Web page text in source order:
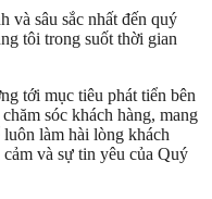
và sâu sắc nhất đến quý
tôi trong suốt thời gian
tới mục tiêu phát tiển bên
sóc khách hàng, mang
làm hài lòng khách
và sự tin yêu của Quý